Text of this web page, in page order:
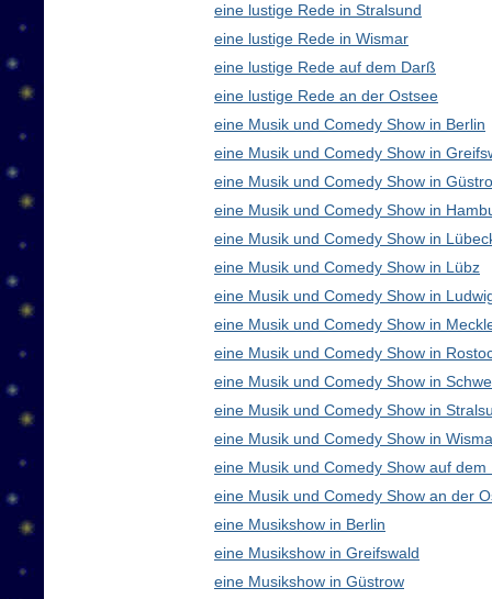
eine lustige Rede in Stralsund
eine lustige Rede in Wismar
eine lustige Rede auf dem Darß
eine lustige Rede an der Ostsee
eine Musik und Comedy Show in Berlin
eine Musik und Comedy Show in
eine Musik und Comedy Show in
eine Musik und Comedy Show in
eine Musik und Comedy Show in
eine Musik und Comedy Show in Lübz
eine Musik und Comedy Show in
eine Musik und Comedy Show in
eine Musik und Comedy Show in
eine Musik und Comedy Show in
eine Musik und Comedy Show in
eine Musik und Comedy Show in
eine Musik und Comedy Show auf dem
eine Musik und Comedy Show an der
eine Musikshow in Berlin
eine Musikshow in Greifswald
eine Musikshow in Güstrow